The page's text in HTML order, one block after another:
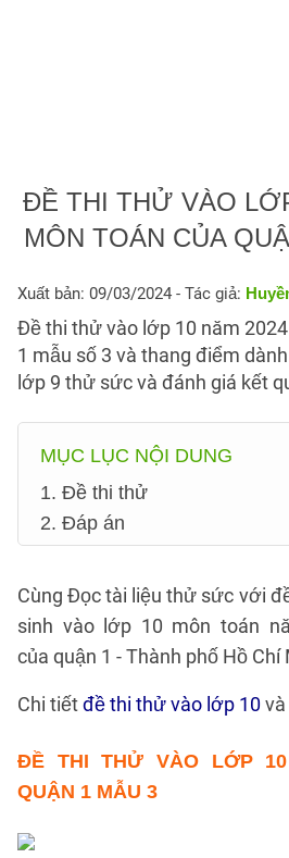
ĐỀ THI THỬ VÀO
MÔN TOÁN CỦA
Xuất bản: 09/03/2024 - Tác giả:
Đề thi thử vào lớp 10 năm
1 mẫu số 3 và thang điểm
lớp 9 thử sức và đánh giá kết
MỤC LỤC NỘI DUNG
1. Đề thi thử
2. Đáp án
Cùng Đọc tài liệu thử sức với
sinh vào lớp 10 môn toán
của quận 1 - Thành phố Hồ
Chi tiếtđề thi thử vào lớp 10
ĐỀ THI THỬ VÀO LỚP
QUẬN 1 MẪU 3